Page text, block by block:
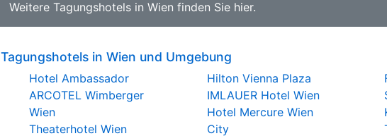
Weitere Tagungshotels in Wien finden Sie hier.
Tagungshotels in Wien und Umgebung
Hotel Ambassador
ARCOTEL Wimberger
Wien
Theaterhotel Wien
Hilton Vienna Plaza
IMLAUER Hotel Wien
Hotel Mercure Wien
City